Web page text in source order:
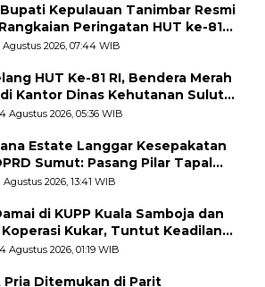
Kepulauan Tanimbar Resmi
Peringatan HUT ke-81
RI, ASN Diajak Perkuat
Agustus 2026, 07:44 WIB
HUT Ke-81 RI, Bendera Merah
Kantor Dinas Kehutanan Sulut
Warga
Agustus 2026, 05:36 WIB
Estate Langgar Kesepakatan
Sumut: Pasang Pilar Tapal
Tanpa Libatkan
Agustus 2026, 13:41 WIB
di KUPP Kuala Samboja dan
Koperasi Kukar, Tuntut Keadilan
Kerja yang Adil
Agustus 2026, 01:19 WIB
Pria Ditemukan di Parit